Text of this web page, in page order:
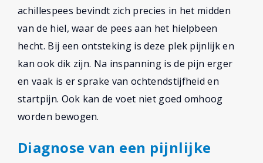
achillespees bevindt zich precies in het midden
van de hiel, waar de pees aan het hielpbeen
hecht. Bij een ontsteking is deze plek pijnlijk en
kan ook dik zijn. Na inspanning is de pijn erger
en vaak is er sprake van ochtendstijfheid en
startpijn. Ook kan de voet niet goed omhoog
worden bewogen.
Diagnose van een pijnlijke